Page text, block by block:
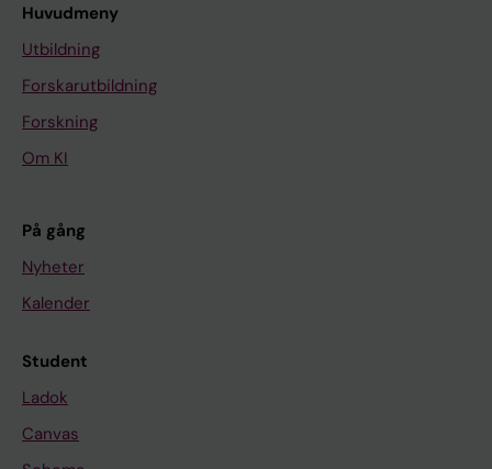
Huvudmeny
Utbildning
Forskarutbildning
Forskning
Om KI
På gång
Nyheter
Kalender
Student
Ladok
Canvas